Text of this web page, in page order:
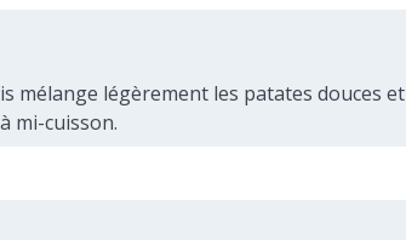
mélange légèrement les patates douces et
mi-cuisson.